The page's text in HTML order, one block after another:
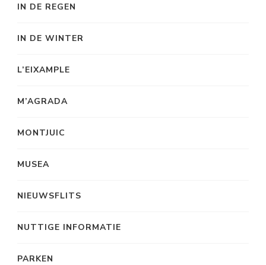
IN DE REGEN
IN DE WINTER
L’EIXAMPLE
M’AGRADA
MONTJUIC
MUSEA
NIEUWSFLITS
NUTTIGE INFORMATIE
PARKEN